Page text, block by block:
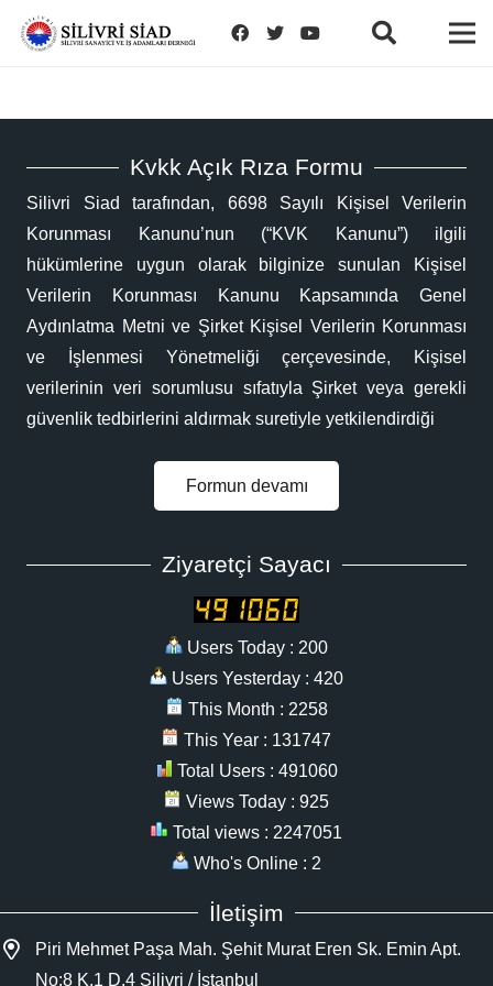
Kvkk Açık Rıza Formu
Silivri Siad tarafından, 6698 Sayılı Kişisel Verilerin
Korunması Kanunu’nun (“KVK Kanunu”) ilgili
hükümlerine uygun olarak bilginize sunulan Kişisel
Verilerin Korunması Kanunu Kapsamında Genel
Aydınlatma Metni ve Şirket Kişisel Verilerin Korunması
ve İşlenmesi Yönetmeliği çerçevesinde, Kişisel
verilerinin veri sorumlusu sıfatıyla Şirket veya gerekli
güvenlik tedbirlerini aldırmak suretiyle yetkilendirdiği
Formun devamı
Ziyaretçi Sayacı
Users Today : 200
Users Yesterday : 420
This Month : 2258
This Year : 131747
Total Users : 491060
Views Today : 925
Total views : 2247051
Who's Online : 2
İletişim
Piri Mehmet Paşa Mah. Şehit Murat Eren Sk. Emin Apt.
No:8 K.1 D.4 Silivri / İstanbul